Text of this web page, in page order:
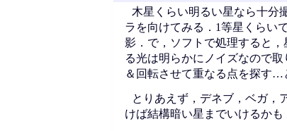
木星くらい明るい星なら十分
ラを向けてみる．1等星くらい
影．で，ソフトで処理すると
る光は明らかにノイズなので
＆回転させて重なる点を探す…
とりあえず，デネブ，ベガ，
けば結構暗い星までいけるかも